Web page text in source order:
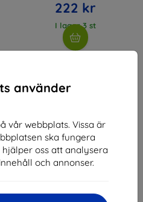
använder
vår webbplats. Vissa är
ska fungera
oss att analysera
och annonser.
222 kr
I lager 3 st